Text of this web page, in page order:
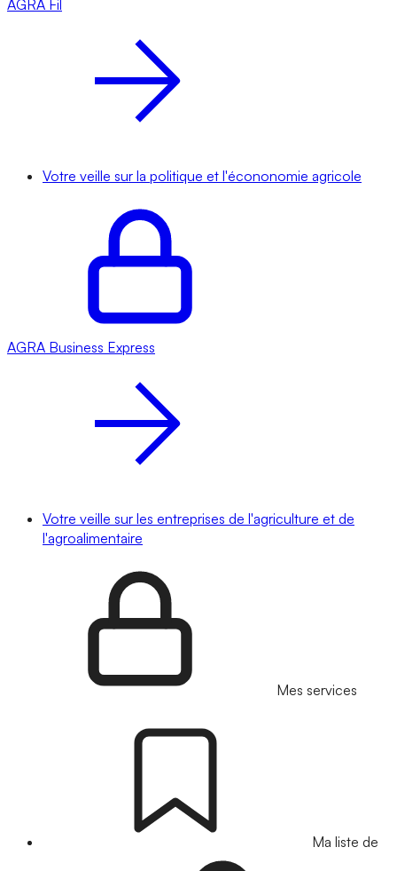
AGRA Fil
Votre veille sur la politique et l'écononomie agricole
AGRA Business Express
Votre veille sur les entreprises de l'agriculture et de
l'agroalimentaire
Mes services
Ma liste de